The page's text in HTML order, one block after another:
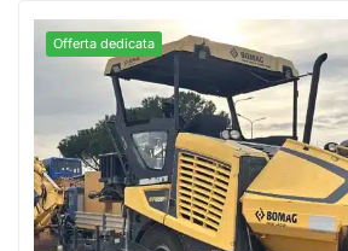
Offerta dedicata